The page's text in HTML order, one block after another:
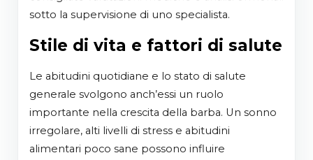
sotto la supervisione di uno specialista.
Stile di vita e fattori di salute
Le abitudini quotidiane e lo stato di salute
generale svolgono anch’essi un ruolo
importante nella crescita della barba. Un sonno
irregolare, alti livelli di stress e abitudini
alimentari poco sane possono influire